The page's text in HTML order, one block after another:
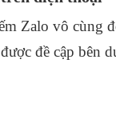
Zalo vô cùng
đề cập bên